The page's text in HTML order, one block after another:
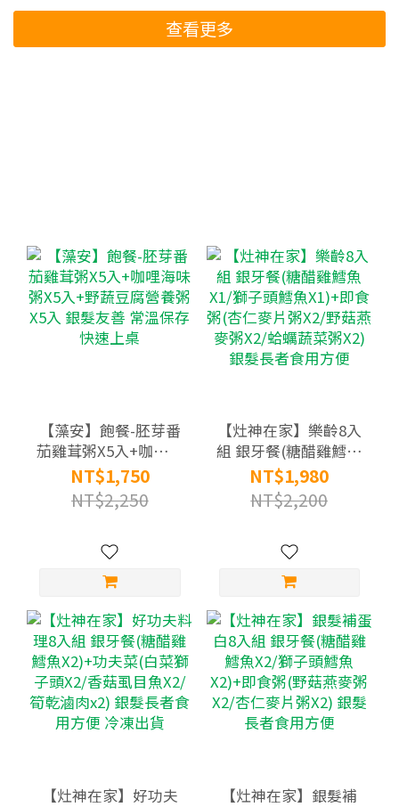
查看更多
【藻安】飽餐-胚芽番
茄雞茸粥X5入+咖哩海
味粥X5入+野蔬豆腐營
養粥X5入 銀髮友善 常
溫保存快速上桌
NT$1,750
NT$2,250
【灶神在家】樂齡8入
組 銀牙餐(糖醋雞鱈魚
X1/獅子頭鱈魚X1)+即
食粥(杏仁麥片粥X2/
野菇燕麥粥X2/蛤蠣蔬
方便
NT$1,980
NT$2,200
【灶神在家】好功夫
【灶神在家】銀髮補